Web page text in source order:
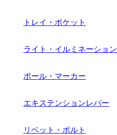
トレイ・ポケット
ライト・イルミネーション
ポール・マーカー
エキステンションレバー
リベット・ボルト